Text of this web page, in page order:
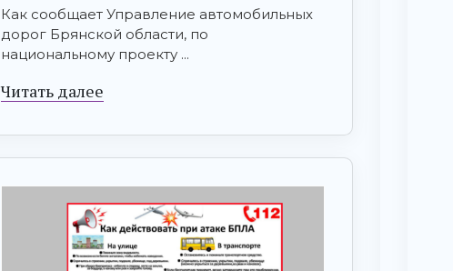
Как сообщает Управление автомобильных
дорог Брянской области, по
национальному проекту ...
Читать далее